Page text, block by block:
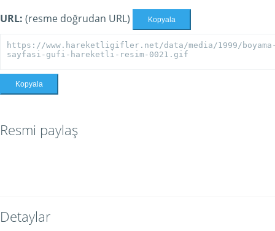
URL: (resme doğrudan URL) Kopyala
Kopyala
Resmi paylaş
Detaylar